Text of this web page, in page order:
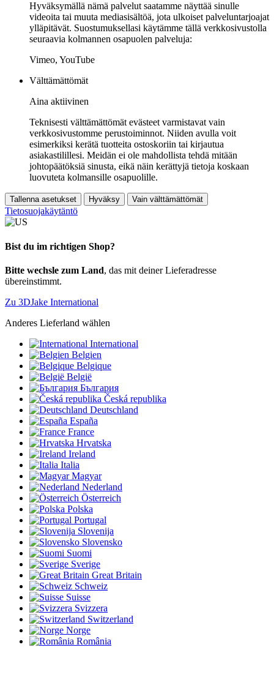
Hyväksymällä nämä palvelut saatamme näyttää sinulle
videoita tai muuta mediasisältöä, jota ulkoiset palveluntarjoajat
ylläpitävät. Suostumuksellasi käytämme tällä verkkosivustolla
seuraavia kolmannen osapuolen palveluja:
Vimeo, YouTube
Välttämättömät
Aina aktiivinen
Teknisesti välttämättömät evästeet varmistavat vain
verkkosivustomme perustoiminnot. Niiden avulla voit
esimerkiksi kerätä tuotteita ostoskoriin tai kirjautua
asiakastilillesi. Meidän ei ole mahdollista tehdä mitään
johtopäätöksiä sinusta, eikä näin kerättyjä tietoja koskaan
luovuteta kolmansille osapuolille.
Tallenna asetukset Hyväksy Vain välttämättömät
Tietosuojakäytäntö
Bist du im richtigen Shop?
Bitte wechsle zum Land, das mit deiner Lieferadresse
übereinstimmt.
Zu 3DJake International
Anderes Lieferland wählen
International
Belgien
Belgique
België
България
Česká republika
Deutschland
España
France
Hrvatska
Ireland
Italia
Magyar
Nederland
Österreich
Polska
Portugal
Slovenija
Slovensko
Suomi
Sverige
Great Britain
Schweiz
Suisse
Svizzera
Switzerland
Norge
România